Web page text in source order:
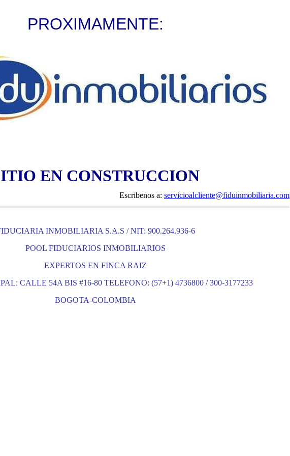
PROXIMAMENTE:
EN CONSTRUCCION
Escribenos a: servicioalcliente@fiduinmobiliaria.com
INMOBILIARIA S.A.S / NIT: 900.264.936-6
POOL FIDUCIARIOS INMOBILIARIOS
EXPERTOS EN FINCA RAIZ
CALLE 54A BIS #16-80 TELEFONO: (57+1) 4736800 / 300-3177233
BOGOTA-COLOMBIA